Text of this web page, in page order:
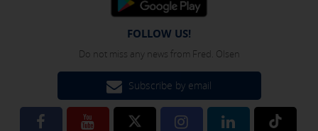
FOLLOW US!
Do not miss any news from Fred. Olsen
Subscribe by email
Click here to disable optional cookies
You can reconfigure your cookies from the "Cookies policy" section at
the bottom of the page. You can also check ourcookie policy